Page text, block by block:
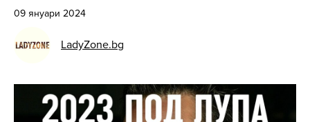
09 януари 2024
LadyZone.bg